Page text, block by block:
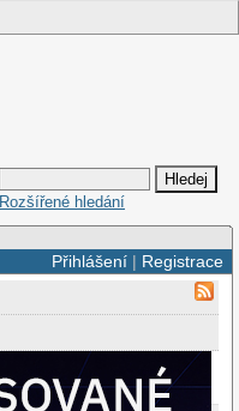
Rozšířené hledání
Přihlášení| Registrace